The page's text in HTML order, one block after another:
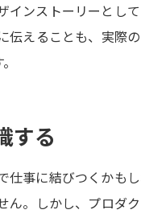
インストーリーとし
伝えることも、実際
する
仕事に結びつくかも
ん。しかし、プロダ